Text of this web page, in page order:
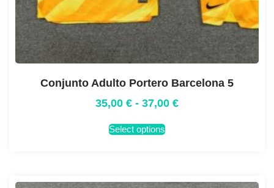
Conjunto Adulto Portero Barcelona 5
35,00 € - 37,00 €
Select options